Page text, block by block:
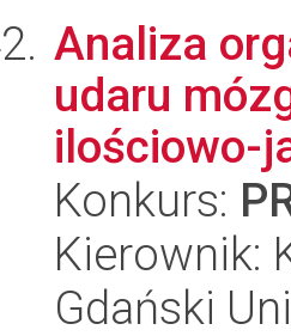
Analiza
udaru
ilościowo-
Konkurs:
Kierownik:
Gdański